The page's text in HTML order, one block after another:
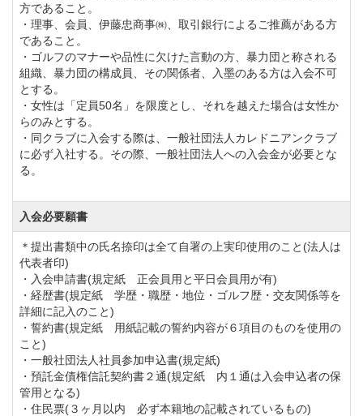
正会員 3,300,000円（税込）平日会員 660,000円
（税込）
正会員の一般譲渡名義書換料を期間限定にて減額しま
す。
①正会員の一般譲渡名義書換料減額期間
令和8年5月1日より令和9年4月30日まで (１年間の期
間限定)
②名義書換料
【通常料金】正会員 一般譲渡(個人・法人)
3,300,000円(税込)
【減額料金】正会員 一般譲渡(個人・法人)
1,650,000円(税込)
※正会員の一般譲渡以外の名義書換料(同一法人内・
相続等)及び平日会員の名義書換料
(一般譲渡・同一法人内・相続等)は変更ありません
ので、お間違いのないようお願いします。
方であること。
・理事、会員、伊藤忠商事㈱、取引銀行によるご推薦がある方
であること。
・ゴルフのマナーや品性に欠けた言動の方、暴力団と称される
組織、暴力団の構成員、その関係者、入墨のある方は入会不可
とする。
・女性は「定員50名」を限度とし、それを越えた場合は女性か
らのみとする。
・同クラブに入会する際は、一般社団法人カレドニアンクラブ
に必ず入社する。その際、一般社団法人への入会金が必要とな
る。
入会必要願書
＊提出書類中の氏名捺印は全て自署の上実印使用のこと(法人は
代表者印)
・入会申請書(規定紙 正会員用と平日会員用が有)
・経歴書(規定紙 学歴・職歴・地位・ゴルフ歴・交友関係等を
詳細に記入のこと)
・誓約書(規定紙 用紙記載の誓約内容が６項目のものを使用の
こと)
・一般社団法人社員参加申込書(規定紙)
・預託金債権信託契約書２通(規定紙 内１通は入会申込者の保
管用となる)
・住民票(３ヶ月以内 必ず本籍地の記載されているもの)